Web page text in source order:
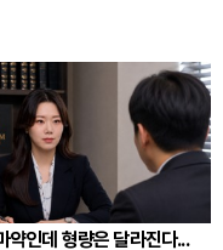
약인데 형량은 달라진다...